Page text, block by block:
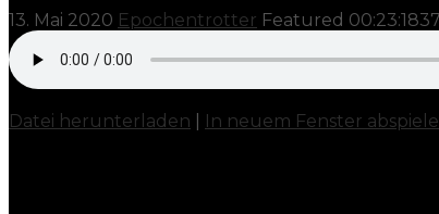
13. Mai 2020 Epochentrotter Featured 00:23:18
Datei herunterladen In neuem Fenster